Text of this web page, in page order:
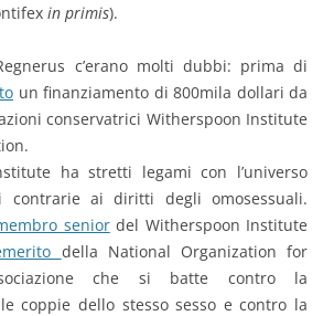
in primis).
c’erano molti dubbi: prima di
un finanziamento di 800mila dollari da
conservatrici Witherspoon Institute
ha stretti legami con l’universo
contrarie ai diritti degli omosessuali.
seniordel Witherspoon Institute
della National Organization for
che si batte contro la
coppie dello stesso sesso e contro la